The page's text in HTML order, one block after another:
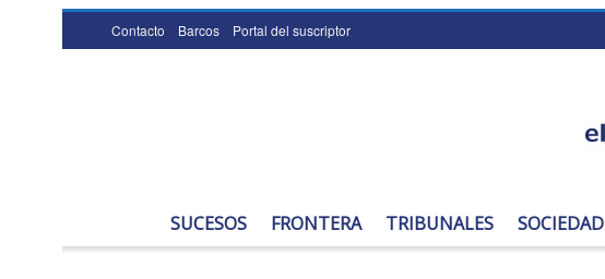
Contacto Barcos Portal del suscriptor
SUCESOS FRONTERA TRIBUNALES SOCIEDAD